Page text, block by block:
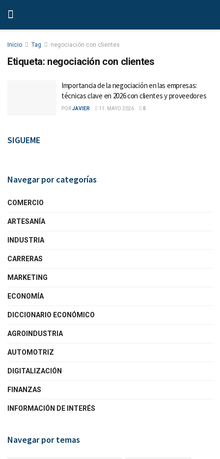
Inicio Tag negociación con clientes
Etiqueta: negociación con clientes
Importancia de la negociación en las empresas:
técnicas clave en 2026 con clientes y proveedores
PORJAVIER 11. MAYO 2026 0
SIGUEME
Navegar por categorías
COMERCIO
ARTESANÍA
INDUSTRIA
CARRERAS
MARKETING
ECONOMÍA
DICCIONARIO ECONÓMICO
AGROINDUSTRIA
AUTOMOTRIZ
DIGITALIZACIÓN
FINANZAS
INFORMACIÓN DE INTERÉS
Navegar por temas